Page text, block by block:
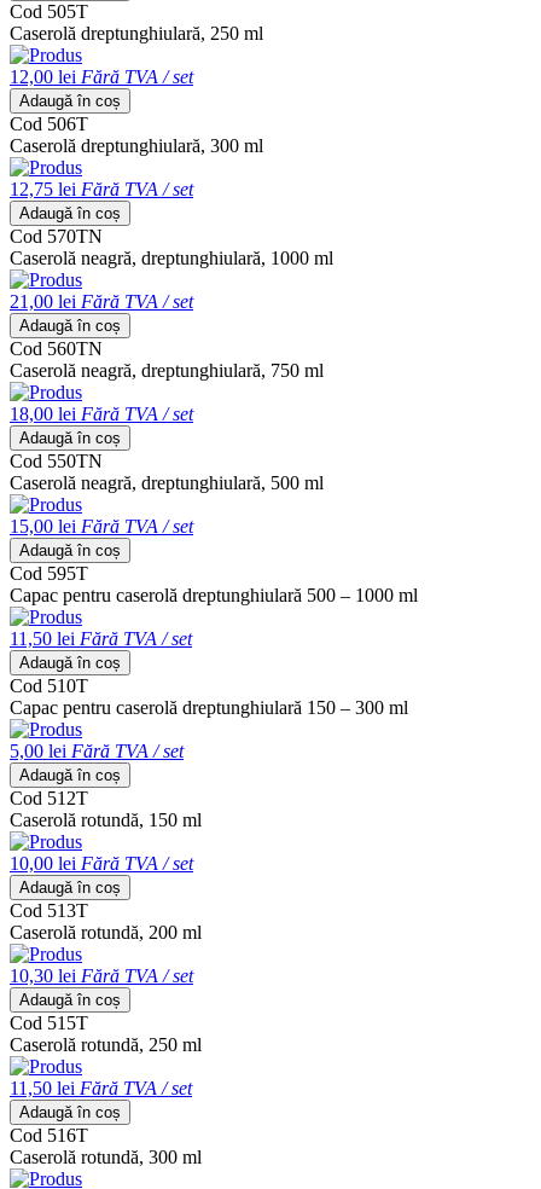
Cod 505T
Caserolă dreptunghiulară, 250 ml
12,00 lei Fără TVA / set
Adaugă în coș
Cod 506T
Caserolă dreptunghiulară, 300 ml
12,75 lei Fără TVA / set
Adaugă în coș
Cod 570TN
Caserolă neagră, dreptunghiulară, 1000 ml
21,00 lei Fără TVA / set
Adaugă în coș
Cod 560TN
Caserolă neagră, dreptunghiulară, 750 ml
18,00 lei Fără TVA / set
Adaugă în coș
Cod 550TN
Caserolă neagră, dreptunghiulară, 500 ml
15,00 lei Fără TVA / set
Adaugă în coș
Cod 595T
Capac pentru caserolă dreptunghiulară 500 – 1000 ml
11,50 lei Fără TVA / set
Adaugă în coș
Cod 510T
Capac pentru caserolă dreptunghiulară 150 – 300 ml
5,00 lei Fără TVA / set
Adaugă în coș
Cod 512T
Caserolă rotundă, 150 ml
10,00 lei Fără TVA / set
Adaugă în coș
Cod 513T
Caserolă rotundă, 200 ml
10,30 lei Fără TVA / set
Adaugă în coș
Cod 515T
Caserolă rotundă, 250 ml
11,50 lei Fără TVA / set
Adaugă în coș
Cod 516T
Caserolă rotundă, 300 ml